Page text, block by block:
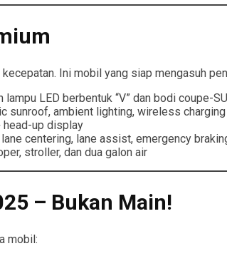
Ini mobil yang siap mengasuh
lampu LED berbentuk “V” dan bodi coupe-
sunroof, ambient lighting, wireless charging
head-up display
centering, lane assist, emergency
stroller, dan dua galon air
– Bukan Main!
mobil: